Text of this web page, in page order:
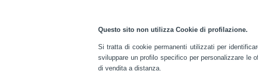
Questo sito non utilizza Cookie di profilazione.
Si tratta di cookie permanenti utilizzati per
sviluppare un profilo specifico per personalizzare le
di vendita a distanza.